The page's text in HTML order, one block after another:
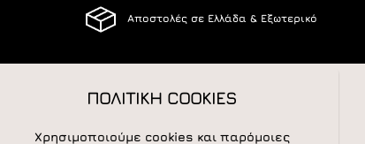
Αποστολές σε Ελλάδα & Εξωτερικό
ΠΟΛΙΤΙΚΗ COOKIES
Χρησιμοποιούμε cookies και παρόμοιες